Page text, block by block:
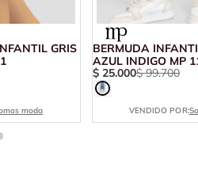
GRIS
moda
BERMUDA
AZUL INDIGO MP
$ 25.000$ 99.700
VENDIDO POR: